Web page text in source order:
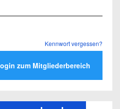
Kennwort vergessen?